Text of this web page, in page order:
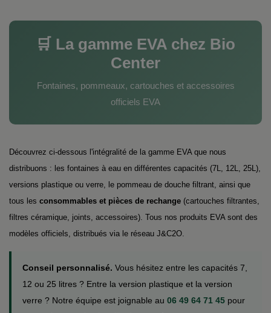
🛒 La gamme EVA chez Bio
Center
Fontaines, pommeaux, cartouches et accessoires
officiels EVA
Découvrez ci-dessous l'intégralité de la gamme EVA que nous
distribuons : les fontaines à eau en différentes capacités (7L, 12L, 25L),
versions plastique ou verre, le pommeau de douche filtrant, ainsi que
tous les consommables et pièces de rechange (cartouches filtrantes,
filtres céramique, joints, accessoires). Tous nos produits EVA sont des
modèles officiels, distribués via le réseau J&C2O.
Conseil personnalisé. Vous hésitez entre les capacités 7,
12 ou 25 litres ? Entre la version plastique et la version
verre ? Notre équipe est joignable au 06 49 64 71 45 pour